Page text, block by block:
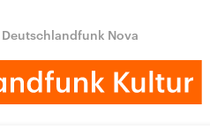
Deutschlandfunk Nova